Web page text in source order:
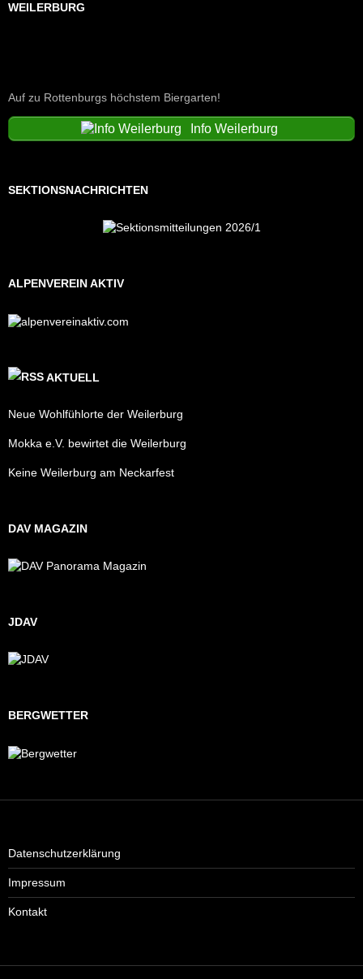
WEILERBURG
Auf zu Rottenburgs höchstem Biergarten!
Info Weilerburg
SEKTIONSNACHRICHTEN
ALPENVEREIN AKTIV
AKTUELL
Neue Wohlfühlorte der Weilerburg
Mokka e.V. bewirtet die Weilerburg
Keine Weilerburg am Neckarfest
DAV MAGAZIN
JDAV
BERGWETTER
Datenschutzerklärung
Impressum
Kontakt